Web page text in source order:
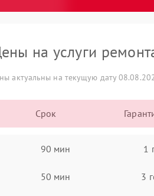
на услуги
актуальны на текущую дату
Срок
90 мин 1
50 мин 3